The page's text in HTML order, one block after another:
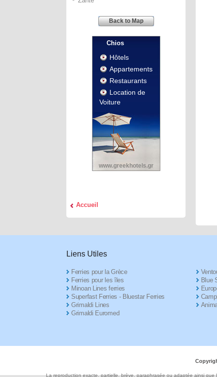
Back to Map
Chios
Hôtels
Appartements
Restaurants
Location de
Voiture
www.greekhotels.gr
Accueil
Liens Utiles
Ferries pour la Grèce
Ferries pour les îles
Minoan Lines ferries
Superfast Ferries - Bluestar Ferries
Grimaldi Lines
Grimaldi Euromed
Blue
La reproduction exacte, partielle, brève, paraphrasée ou adaptée ainsi